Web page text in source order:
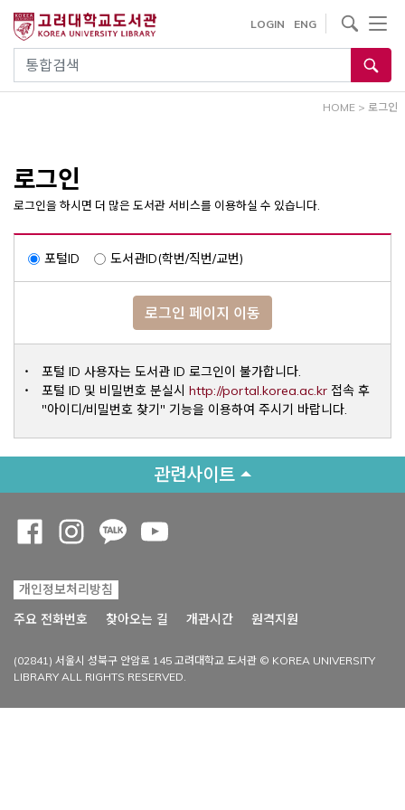
건
통합검색
LOGIN ENG
사이트내 검색
HOME > 로그인
로그인
로그인을 하시면 더 많은 도서관 서비스를 이용하실 수 있습니다.
포털ID 도서관ID(학번/직번/교번)
로그인 페이지 이동
포털 ID 사용자는 도서관 ID 로그인이 불가합니다.
포털 ID 및 비밀번호 분실시 http://portal.korea.ac.krOpens a
접속 후
"아이디/비밀번호 찾기" 기능을 이용하여 주시기 바랍니다.
관련사이트
개인정보처리방침
주요 전화번호
찾아오는 길 개관시간 원격지원
(02841) 서울시 성북구 안암로 145 고려대학교 도서관 © KOREA UNIVERSITY
LIBRARY ALL RIGHTS RESERVED.
Opens a new window
Opens a new window
Opens a new window